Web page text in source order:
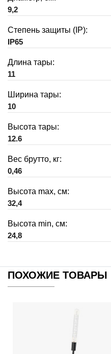
9,2
Степень защиты (IP):
IP65
Длина тары:
11
Ширина тары:
10
Высота тары:
12.6
Вес брутто, кг:
0,46
Высота max, см:
32,4
Высота min, см:
24,8
ПОХОЖИЕ ТОВАРЫ